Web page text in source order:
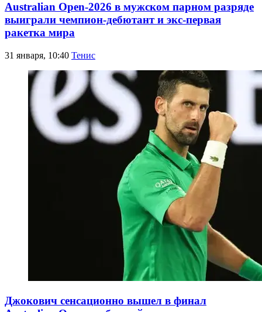
Australian Open-2026 в мужском парном разряде
выиграли чемпион-дебютант и экс-первая
ракетка мира
31 января, 10:40 Тенис
Джокович сенсационно вышел в финал